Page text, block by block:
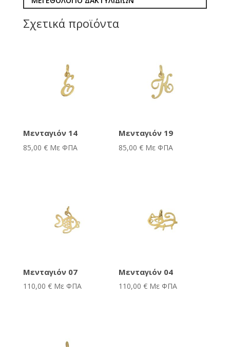
Σχετικά προϊόντα
Μενταγιόν 14
85,00 € Με ΦΠΑ
Μενταγιόν 19
85,00€ Με ΦΠΑ
Μενταγιόν 07
110,00 € Με ΦΠΑ
Μενταγιόν 04
110,00€ Με ΦΠΑ